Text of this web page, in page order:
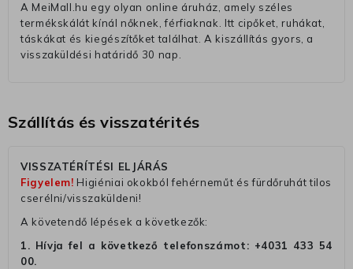
A MeiMall.hu egy olyan online áruház, amely széles
termékskálát kínál nőknek, férfiaknak. Itt cipőket, ruhákat,
táskákat és kiegészítőket találhat. A kiszállítás gyors, a
visszaküldési határidő 30 nap.
Szállítás és visszatérités
VISSZATÉRÍTÉSI ELJÁRÁS
Figyelem! Higiéniai okokból fehérneműt és fürdőruhát tilos
cserélni/visszaküldeni!
A követendő lépések a következők:
1. Hívja fel a következő telefonszámot: +4031 433 54
00.